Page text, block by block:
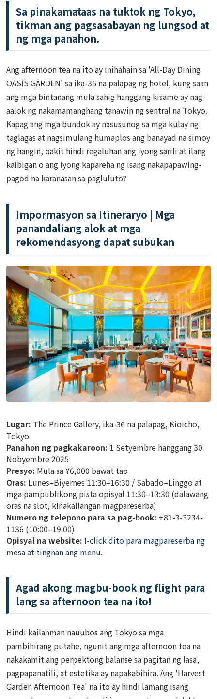
Sa pinakamataas na tuktok ng Tokyo,
tikman ang pagsasabayan ng lungsod at
ng mga panahon.
Ang afternoon tea na ito ay inihahain sa 'All-Day Dining
OASIS GARDEN' sa ika-36 na palapag ng hotel, kung saan
ang mga bintanang mula sahig hanggang kisame ay nag-
aalok ng nakamamanghang tanawin ng sentral na Tokyo.
Kapag ang mga bundok ay nasusunog sa mga kulay ng
taglagas at nagsimulang humaplos ang banayad na simoy
ng hangin, bakit hindi regaluhan ang iyong sarili at ilang
kaibigan o ang iyong kapareha ng isang nakapapawing-
pagod na karanasan sa pagluluto?
Impormasyon sa Itineraryo | Mga
panandaliang alok at mga
rekomendasyong dapat subukan
Lugar: The Prince Gallery, ika-36 na palapag, Kioicho,
Tokyo
Panahon ng pagkakaroon: 1 Setyembre hanggang 30
Nobyembre 2025
Presyo: Mula sa ¥6,000 bawat tao
Oras: Lunes–Biyernes 11:30–16:30 / Sabado–Linggo at
mga pampublikong pista opisyal 11:30–13:30 (dalawang
oras na slot, kinakailangan magpareserba)
Numero ng telepono para sa pag-book: +81-3-3234-
1136 (10:00–19:00)
Opisyal na website: I-click dito para magpareserba ng
mesa at tingnan ang menu.
Agad akong magbu-book ng flight para
lang sa afternoon tea na ito!
Hindi kailanman nauubos ang Tokyo sa mga
pambihirang putahe, ngunit ang mga afternoon tea na
nakakamit ang perpektong balanse sa pagitan ng lasa,
pagpapanatili, at estetika ay napakabihira. Ang 'Harvest
Garden Afternoon Tea' na ito ay hindi lamang isang